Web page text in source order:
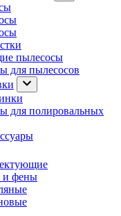
пылесосы
для пылесосов
для полировальных
и фены